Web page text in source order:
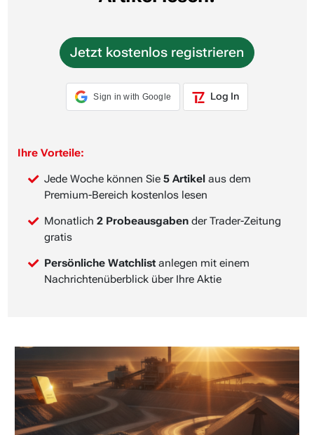
Jetzt kostenlos registrieren
Sign in with Google Log In
Ihre Vorteile:
Jede Woche können Sie 5 Artikel aus dem
Premium-Bereich kostenlos lesen
Monatlich 2 Probeausgaben der Trader-Zeitung
gratis
Persönliche Watchlist anlegen mit einem
Nachrichtenüberblick über Ihre Aktie